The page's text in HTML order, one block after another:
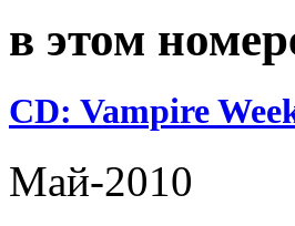
в этом
CD: Vampire
Май-2010